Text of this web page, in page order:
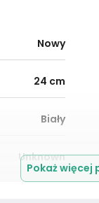
Nowy
24 cm
Biały
Unknown
Pokaż